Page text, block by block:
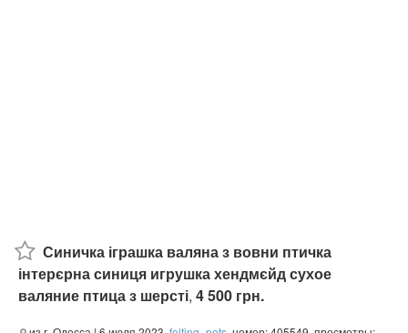
Синичка іграшка валяна з вовни птичка
інтерєрна синиця игрушка хендмєйд сухое
валяние птица з шерсті, 4 500 грн.